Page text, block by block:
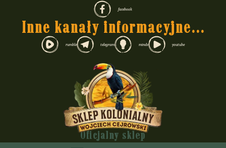
facebook
Inne kanały informacyjne...
rumble telegram minds youtube
Oficjalny sklep